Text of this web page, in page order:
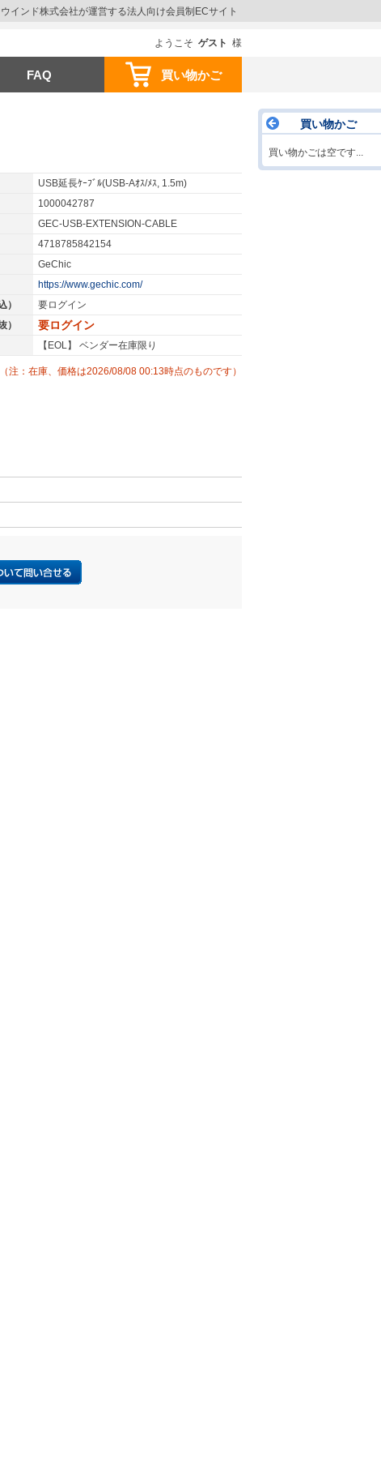
ようこそ ゲスト 様
インド株式会社が運営する法人向け会員制ECサイト
FAQ 買い物かご
USB延長ｹｰﾌﾞﾙ(USB-Aｵｽ/ﾒｽ, 1.5m)
1000042787
GEC-USB-EXTENSION-CABLE
4718785842154
GeChic
https://www.gechic.com/
）
要ログイン
）
要ログイン
【EOL】 ベンダー在庫限り
（注：在庫、価格は2026/08/08 00:13時点のものです）
買い物かご
買い物かごは空です...